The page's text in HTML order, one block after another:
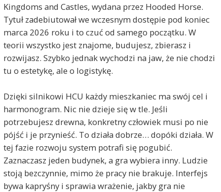
Kingdoms and Castles, wydana przez Hooded Horse.
Tytuł zadebiutował we wczesnym dostępie pod koniec
marca 2026 roku i to czuć od samego początku. W
teorii wszystko jest znajome, budujesz, zbierasz i
rozwijasz. Szybko jednak wychodzi na jaw, że nie chodzi
tu o estetykę, ale o logistykę.
Dzięki silnikowi HCU każdy mieszkaniec ma swój cel i
harmonogram. Nic nie dzieje się w tle. Jeśli
potrzebujesz drewna, konkretny człowiek musi po nie
pójść i je przynieść. To działa dobrze… dopóki działa. W
tej fazie rozwoju system potrafi się pogubić.
Zaznaczasz jeden budynek, a gra wybiera inny. Ludzie
stoją bezczynnie, mimo że pracy nie brakuje. Interfejs
bywa kapryśny i sprawia wrażenie, jakby gra nie